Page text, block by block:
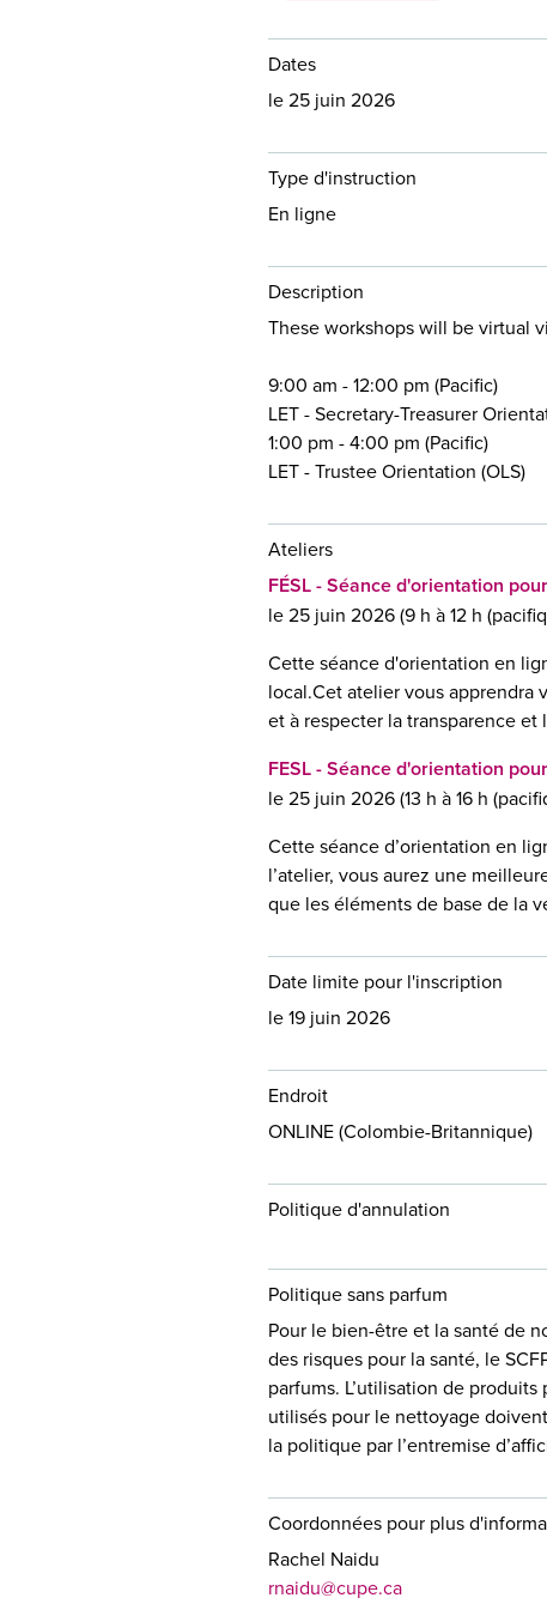
Dates
le 25 juin 2026
Type d'instruction
En ligne
Description
These workshops will be virtual
9:00 am - 12:00 pm (Pacific)
LET - Secretary-Treasurer
1:00 pm - 4:00 pm (Pacific)
LET - Trustee Orientation (OLS)
Ateliers
FÉSL - Séance d'orientation
le 25 juin 2026 (9 h à 12 h
Cette séance d'orientation en
local.Cet atelier vous apprendra
et à respecter la transparence
FESL - Séance d'orientation
le 25 juin 2026 (13 h à 16 h
Cette séance d’orientation en
l’atelier, vous aurez une
que les éléments de base de la
Date limite pour l'inscription
le 19 juin 2026
Endroit
ONLINE (Colombie-Britannique)
Politique d'annulation
Politique sans parfum
Pour le bien-être et la santé de
des risques pour la santé, le
parfums. L’utilisation de
utilisés pour le nettoyage
la politique par l’entremise
Coordonnées pour plus
Rachel Naidu
rnaidu@cupe.ca